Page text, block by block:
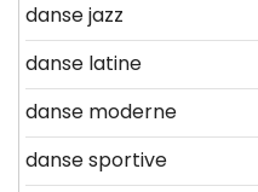
danse jazz
danse latine
danse moderne
danse sportive